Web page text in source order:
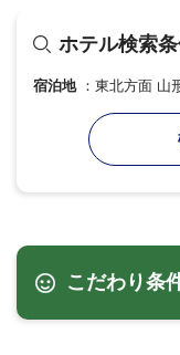
ホテル検索
宿泊地 東北方面 山
こだわり条